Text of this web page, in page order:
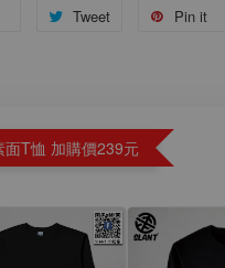
Tweet Pin it
面T恤 加購價239元